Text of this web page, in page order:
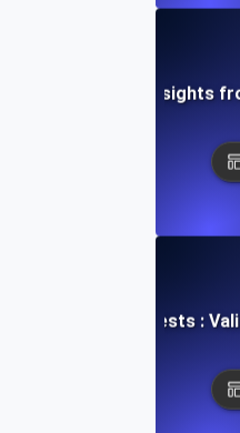
Data-Driven Insights
surveillance des tests :